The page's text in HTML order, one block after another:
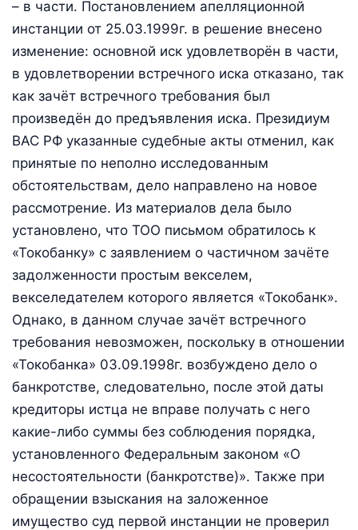
– в части. Постановлением апелляционной
инстанции от 25.03.1999г. в решение внесено
изменение: основной иск удовлетворён в части,
в удовлетворении встречного иска отказано, так
как зачёт встречного требования был
произведён до предъявления иска. Президиум
ВАС РФ указанные судебные акты отменил, как
принятые по неполно исследованным
обстоятельствам, дело направлено на новое
рассмотрение. Из материалов дела было
установлено, что ТОО письмом обратилось к
«Токобанку» с заявлением о частичном зачёте
задолженности простым векселем,
векселедателем которого является «Токобанк».
Однако, в данном случае зачёт встречного
требования невозможен, поскольку в отношении
«Токобанка» 03.09.1998г. возбуждено дело о
банкротстве, следовательно, после этой даты
кредиторы истца не вправе получать с него
какие-либо суммы без соблюдения порядка,
установленного Федеральным законом «О
несостоятельности (банкротстве)». Также при
обращении взыскания на заложенное
имущество суд первой инстанции не проверил